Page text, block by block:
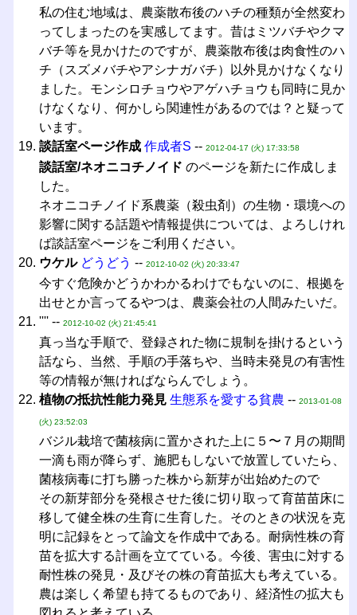
私の住む地域は、農薬散布後のハチの種類が全然変わ
ってしまったのを実感してます。昔はミツバチやクマ
バチ等を見かけたのですが、農薬散布後は肉食性のハ
チ（スズメバチやアシナガバチ）以外見かけなくなり
ました。モンシロチョウやアゲハチョウも同時に見か
けなくなり、何かしら関連性があるのでは？と疑って
います。
談話室ページ作成 作成者S -- 2012-04-17 (火) 17:33:58
談話室/ネオニコチノイド のページを新たに作成しま
した。
ネオニコチノイド系農薬（殺虫剤）の生物・環境への
影響に関する話題や情報提供については、よろしけれ
ば談話室ページをご利用ください。
ウケル どうどう -- 2012-10-02 (火) 20:33:47
今すぐ危険かどうかわかるわけでもないのに、根拠を
出せとか言ってるやつは、農薬会社の人間みたいだ。
'''' -- 2012-10-02 (火) 21:45:41
真っ当な手順で、登録された物に規制を掛けるという
話なら、当然、手順の手落ちや、当時未発見の有害性
等の情報が無ければならんでしょう。
植物の抵抗性能力発見 生態系を愛する貧農 -- 2013-01-08
(火) 23:52:03
バジル栽培で菌核病に置かされた上に５〜７月の期間
一滴も雨が降らず、施肥もしないで放置していたら、
菌核病毒に打ち勝った株から新芽が出始めたので
その新芽部分を発根させた後に切り取って育苗苗床に
移して健全株の生育に生育した。そのときの状況を克
明に記録をとって論文を作成中である。耐病性株の育
苗を拡大する計画を立てている。今後、害虫に対する
耐性株の発見・及びその株の育苗拡大も考えている。
農は楽しく希望も持てるものであり、経済性の拡大も